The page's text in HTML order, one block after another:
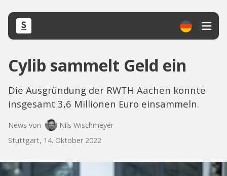
Cylib sammelt Geld ein
Die Ausgründung der RWTH Aachen konnte
insgesamt 3,6 Millionen Euro einsammeln.
News von
Nils Wischmeyer
Stuttgart, 14. Oktober 2022